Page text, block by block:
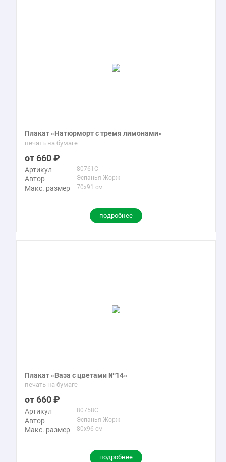
Плакат «Натюрморт с тремя лимонами»
печать на бумаге
660
Артикул 80761C
Автор Эспанья Жорж
Макс. размер 70x91 см
подробнее
Плакат «Ваза с цветами №14»
печать на бумаге
660
Артикул 80758C
Автор Эспанья Жорж
Макс. размер 80x96 см
подробнее